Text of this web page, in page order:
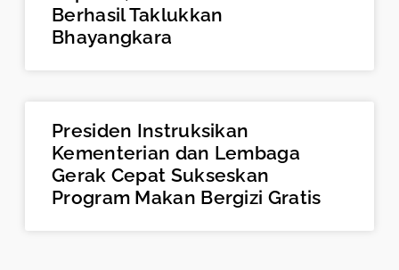
Berhasil Taklukkan
Bhayangkara
Presiden Instruksikan
Kementerian dan Lembaga
Gerak Cepat Sukseskan
Program Makan Bergizi Gratis